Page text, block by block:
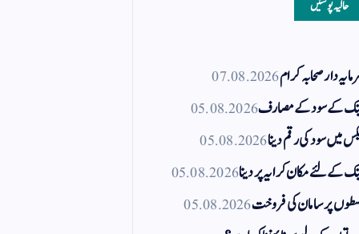
حالیہ پوسٹیں
دار صحابہ کرام07.08.2026
کے سود کے مصارف05.08.2026
میں سود کی رقم دینا05.08.2026
کے لئے مکان کرایہ پر دینا05.08.2026
پر سامان کی فروخت05.08.2026